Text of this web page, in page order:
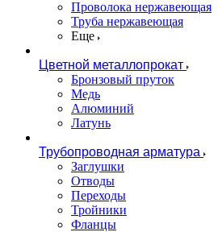
Проволока нержавеющая
Труба нержавеющая
Еще
Цветной металлопрокат
Бронзовый пруток
Медь
Алюминий
Латунь
Трубопроводная арматура
Заглушки
Отводы
Переходы
Тройники
Фланцы